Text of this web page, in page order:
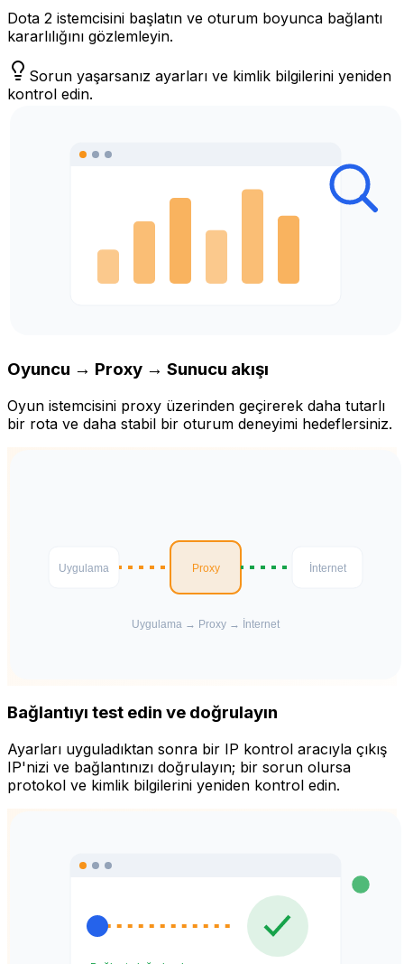
Dota 2 istemcisini başlatın ve oturum boyunca bağlantı
kararlılığını gözlemleyin.
Sorun yaşarsanız ayarları ve kimlik bilgilerini yeniden
kontrol edin.
Oyuncu → Proxy → Sunucu akışı
Oyun istemcisini proxy üzerinden geçirerek daha tutarlı
bir rota ve daha stabil bir oturum deneyimi hedeflersiniz.
Bağlantıyı test edin ve doğrulayın
Ayarları uyguladıktan sonra bir IP kontrol aracıyla çıkış
IP'nizi ve bağlantınızı doğrulayın; bir sorun olursa
protokol ve kimlik bilgilerini yeniden kontrol edin.